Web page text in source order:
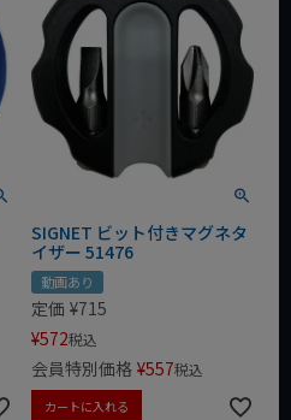
SIGNET ビット付きマグネタ
イザー 51476
動画あり
定価 ¥715
¥572税込
会員特別価格 ¥557税込
カートに入れる